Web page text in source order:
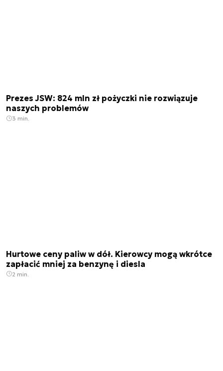
Prezes JSW: 824 mln zł pożyczki nie rozwiązuje
naszych problemów
3 min.
Hurtowe ceny paliw w dół. Kierowcy mogą wkrótce
zapłacić mniej za benzynę i diesla
2 min.